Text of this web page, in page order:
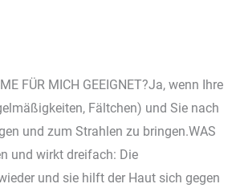
FÜR MICH GEEIGNET?Ja, wenn Ihre
Fältchen) und Sie nach
und zum Strahlen zu bringen.WAS
und wirkt dreifach: Die
und sie hilft der Haut sich gegen